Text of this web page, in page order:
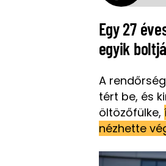
Egy 27
egyik
A
tért be, és
öltözőfülke,
nézhette